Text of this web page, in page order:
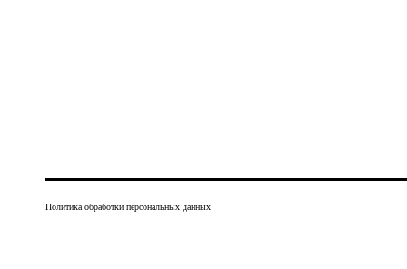
Политика обработки персональных данных